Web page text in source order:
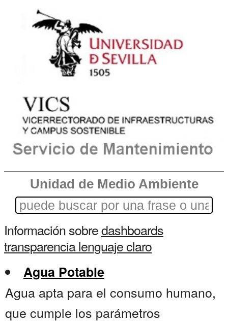
Unidad de Medio Ambiente
Información sobredashboards
transparencia lenguaje claro
Agua Potable
Agua apta para el consumo humano,
que cumple los parámetros